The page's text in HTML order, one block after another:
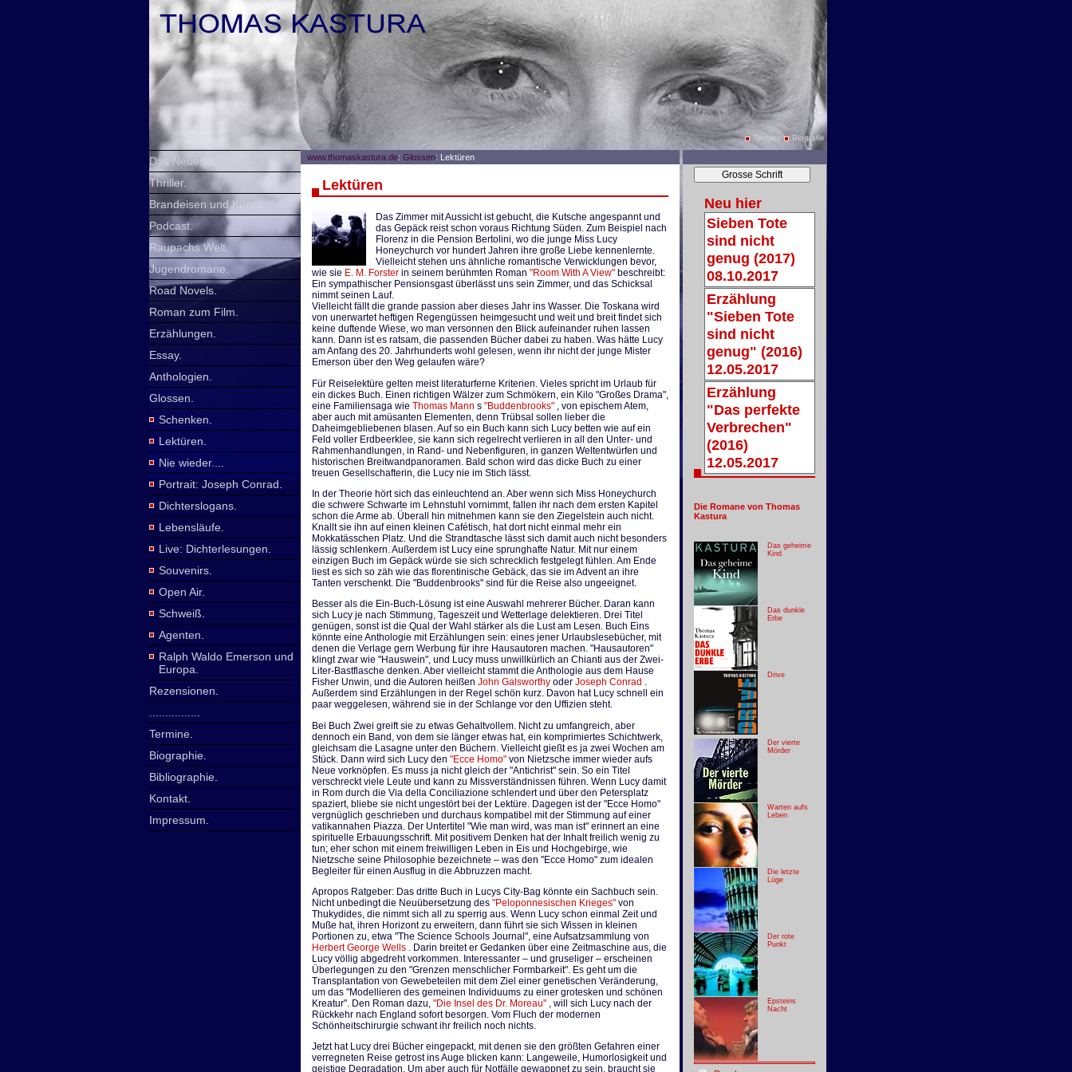
Das Neueste
Thriller.
Brandeisen und Küps
Podcast.
Raupachs Welt.
Jugendromane
Road Novels
Roman zum Film
Erzählungen
Essay.
Anthologien
Glossen
Schenken
Lektüren
Nie wieder...
Portrait: Joseph Conrad
Dichterslogans
Lebensläufe
Live: Dichterlesungen
Souvenirs
Open Air.
Schweiß
Agenten
Ralph Waldo Emerson und
Europa
Rezensionen
Termine
Biographie
Bibliographie
Kontakt
Impressum
Termine Biografie
www.thomaskastura.de: Glossen: Lektüren
Lektüren
Das Zimmer mit Aussicht ist gebucht, die Kutsche angespannt und
das Gepäck reist schon voraus Richtung Süden. Zum Beispiel nach
Florenz in die Pension Bertolini, wo die junge Miss Lucy
Honeychurch vor hundert Jahren ihre große Liebe kennenlernte.
Vielleicht stehen uns ähnliche romantische Verwicklungen bevor,
wie sie E. M. Forster in seinem berühmten Roman "Room With A View" beschreibt:
Ein sympathischer Pensionsgast überlässt uns sein Zimmer, und das Schicksal
nimmt seinen Lauf.
Vielleicht fällt die grande passion aber dieses Jahr ins Wasser. Die Toskana wird
von unerwartet heftigen Regengüssen heimgesucht und weit und breit findet sich
keine duftende Wiese, wo man versonnen den Blick aufeinander ruhen lassen
kann. Dann ist es ratsam, die passenden Bücher dabei zu haben. Was hätte Lucy
am Anfang des 20. Jahrhunderts wohl gelesen, wenn ihr nicht der junge Mister
Emerson über den Weg gelaufen wäre?
Für Reiselektüre gelten meist literaturferne Kriterien. Vieles spricht im Urlaub für
ein dickes Buch. Einen richtigen Wälzer zum Schmökern, ein Kilo "Großes Drama",
eine Familiensaga wie Thomas Mann s "Buddenbrooks" , von epischem Atem,
aber auch mit amüsanten Elementen, denn Trübsal sollen lieber die
Daheimgebliebenen blasen. Auf so ein Buch kann sich Lucy betten wie auf ein
Feld voller Erdbeerklee, sie kann sich regelrecht verlieren in all den Unter- und
Rahmenhandlungen, in Rand- und Nebenfiguren, in ganzen Weltentwürfen und
historischen Breitwandpanoramen. Bald schon wird das dicke Buch zu einer
treuen Gesellschafterin, die Lucy nie im Stich lässt.
In der Theorie hört sich das einleuchtend an. Aber wenn sich Miss Honeychurch
die schwere Schwarte im Lehnstuhl vornimmt, fallen ihr nach dem ersten Kapitel
schon die Arme ab. Überall hin mitnehmen kann sie den Ziegelstein auch nicht.
Knallt sie ihn auf einen kleinen Cafétisch, hat dort nicht einmal mehr ein
Mokkatässchen Platz. Und die Strandtasche lässt sich damit auch nicht besonders
lässig schlenkern. Außerdem ist Lucy eine sprunghafte Natur. Mit nur einem
einzigen Buch im Gepäck würde sie sich schrecklich festgelegt fühlen. Am Ende
liest es sich so zäh wie das florentinische Gebäck, das sie im Advent an ihre
Tanten verschenkt. Die "Buddenbrooks" sind für die Reise also ungeeignet.
Besser als die Ein-Buch-Lösung ist eine Auswahl mehrerer Bücher. Daran kann
sich Lucy je nach Stimmung, Tageszeit und Wetterlage delektieren. Drei Titel
genügen, sonst ist die Qual der Wahl stärker als die Lust am Lesen. Buch Eins
könnte eine Anthologie mit Erzählungen sein: eines jener Urlaubslesebücher, mit
denen die Verlage gern Werbung für ihre Hausautoren machen. "Hausautoren"
klingt zwar wie "Hauswein", und Lucy muss unwillkürlich an Chianti aus der Zwei-
Liter-Bastflasche denken. Aber vielleicht stammt die Anthologie aus dem Hause
Fisher Unwin, und die Autoren heißen John Galsworthy oder Joseph Conrad .
Außerdem sind Erzählungen in der Regel schön kurz. Davon hat Lucy schnell ein
paar weggelesen, während sie in der Schlange vor den Uffizien steht.
Bei Buch Zwei greift sie zu etwas Gehaltvollem. Nicht zu umfangreich, aber
dennoch ein Band, von dem sie länger etwas hat, ein komprimiertes Schichtwerk,
gleichsam die Lasagne unter den Büchern. Vielleicht gießt es ja zwei Wochen am
Stück. Dann wird sich Lucy den "Ecce Homo" von Nietzsche immer wieder aufs
Neue vorknöpfen. Es muss ja nicht gleich der "Antichrist" sein. So ein Titel
verschreckt viele Leute und kann zu Missverständnissen führen. Wenn Lucy damit
in Rom durch die Via della Conciliazione schlendert und über den Petersplatz
spaziert, bliebe sie nicht ungestört bei der Lektüre. Dagegen ist der "Ecce Homo"
vergnüglich geschrieben und durchaus kompatibel mit der Stimmung auf einer
vatikannahen Piazza. Der Untertitel "Wie man wird, was man ist" erinnert an eine
spirituelle Erbauungsschrift. Mit positivem Denken hat der Inhalt freilich wenig zu
tun; eher schon mit einem freiwilligen Leben in Eis und Hochgebirge, wie
Nietzsche seine Philosophie bezeichnete – was den "Ecce Homo" zum idealen
Begleiter für einen Ausflug in die Abbruzzen macht.
Apropos Ratgeber: Das dritte Buch in Lucys City-Bag könnte ein Sachbuch sein.
Nicht unbedingt die Neuübersetzung des "Peloponnesischen Krieges" von
Thukydides, die nimmt sich all zu sperrig aus. Wenn Lucy schon einmal Zeit und
Muße hat, ihren Horizont zu erweitern, dann führt sie sich Wissen in kleinen
Portionen zu, etwa "The Science Schools Journal", eine Aufsatzsammlung von
Herbert George Wells . Darin breitet er Gedanken über eine Zeitmaschine aus, die
Lucy völlig abgedreht vorkommen. Interessanter – und gruseliger – erscheinen
Überlegungen zu den "Grenzen menschlicher Formbarkeit". Es geht um die
Transplantation von Gewebeteilen mit dem Ziel einer genetischen Veränderung,
um das "Modellieren des gemeinen Individuums zu einer grotesken und schönen
Kreatur". Den Roman dazu, "Die Insel des Dr. Moreau" , will sich Lucy nach der
Rückkehr nach England sofort besorgen. Vom Fluch der modernen
Schönheitschirurgie schwant ihr freilich noch nichts.
Jetzt hat Lucy drei Bücher eingepackt, mit denen sie den größten Gefahren einer
verregneten Reise getrost ins Auge blicken kann: Langeweile, Humorlosigkeit und
geistige Degradation. Um aber auch für Notfälle gewappnet zu sein, braucht sie
Neu hier
Sieben Tote
sind nicht
genug (2017)
08.10.2017
Erzählung
"Sieben Tote
sind nicht
genug" (2016)
12.05.2017
Erzählung
"Das perfekte
Verbrechen"
(2016)
12.05.2017
Die Romane von Thomas
Kastura
Das geheime
Kind
Das dunkle
Erbe
Drive
Der vierte
Mörder
Warten aufs
Leben
Die letzte
Lüge
Der rote
Punkt
Epsteins
Nacht